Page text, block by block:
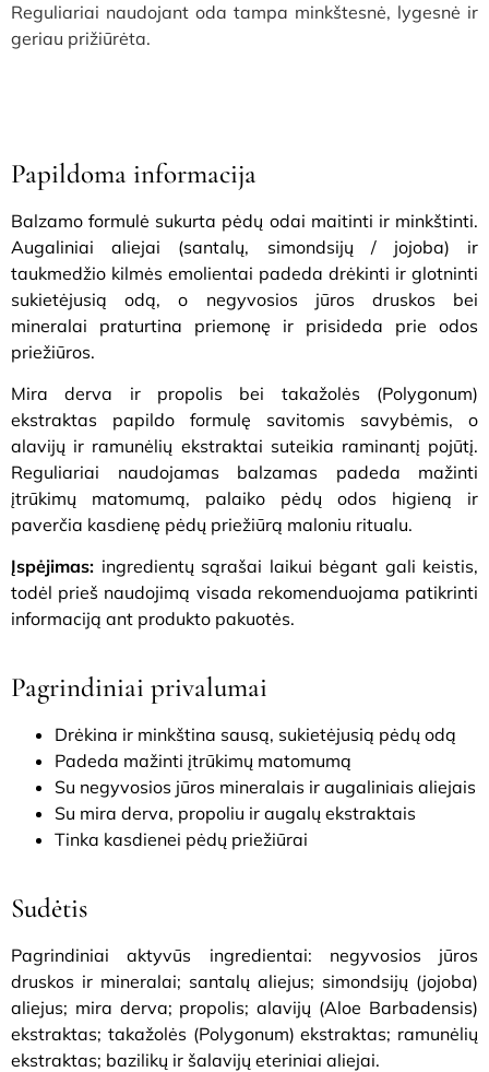
Reguliariai naudojant oda tampa minkštesnė, lygesnė ir
geriau prižiūrėta.
Papildoma informacija
Balzamo formulė sukurta pėdų odai maitinti ir minkštinti.
Augaliniai aliejai (santalų, simondsijų / jojoba) ir
taukmedžio kilmės emolientai padeda drėkinti ir glotninti
sukietėjusią odą, o negyvosios jūros druskos bei
mineralai praturtina priemonę ir prisideda prie odos
priežiūros.
Mira derva ir propolis bei takažolės (Polygonum)
ekstraktas papildo formulę savitomis savybėmis, o
alavijų ir ramunėlių ekstraktai suteikia raminantį pojūtį.
Reguliariai naudojamas balzamas padeda mažinti
įtrūkimų matomumą, palaiko pėdų odos higieną ir
paverčia kasdienę pėdų priežiūrą maloniu ritualu.
Įspėjimas: ingredientų sąrašai laikui bėgant gali keistis,
todėl prieš naudojimą visada rekomenduojama patikrinti
informaciją ant produkto pakuotės.
Pagrindiniai privalumai
Drėkina ir minkština sausą, sukietėjusią pėdų odą
Padeda mažinti įtrūkimų matomumą
Su negyvosios jūros mineralais ir augaliniais aliejais
Su mira derva, propoliu ir augalų ekstraktais
Tinka kasdienei pėdų priežiūrai
Sudėtis
Pagrindiniai aktyvūs ingredientai: negyvosios jūros
druskos ir mineralai; santalų aliejus; simondsijų (jojoba)
aliejus; mira derva; propolis; alavijų (Aloe Barbadensis)
ekstraktas; takažolės (Polygonum) ekstraktas; ramunėlių
ekstraktas; bazilikų ir šalavijų eteriniai aliejai.